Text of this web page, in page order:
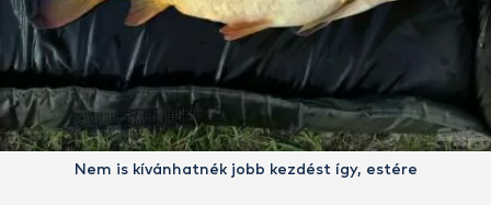
Nem is kívánhatnék jobb kezdést így, estére